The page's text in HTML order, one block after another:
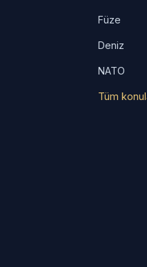
Füze
Deniz
NATO
Tüm